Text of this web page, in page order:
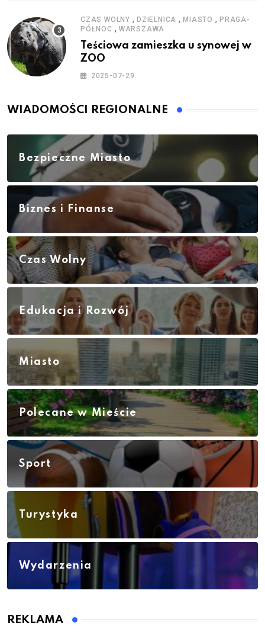
CZAS WOLNY , DZIELNICA ,MIASTO ,PRAGA-
PÓŁNOC , WARSZAWA
Teściowa zamieszka u synowej w
ZOO
2025-07-29
WIADOMOŚCI REGIONALNE
Bezpieczne Miasto
Biznes i Finanse
Czas Wolny
Edukacja i Rozwój
Miasto
Polecane w Mieście
Sport
Turystyka
Wydarzenia
REKLAMA